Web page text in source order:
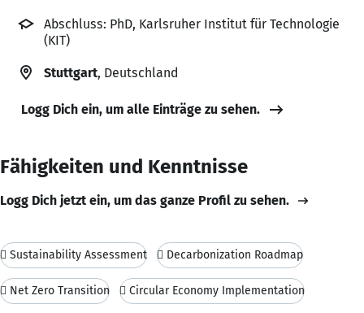
Abschluss: PhD, Karlsruher Institut für Technologie
(KIT)
Stuttgart, Deutschland
Logg Dich ein, um alle Einträge zu sehen.
Fähigkeiten und Kenntnisse
Logg Dich jetzt ein, um das ganze Profil zu sehen.
 Sustainability Assessment  Decarbonization Roadmap
 Net Zero Transition  Circular Economy Implementation